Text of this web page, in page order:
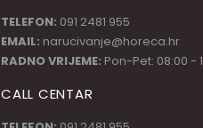
TELEFON: 091 2481 955
EMAIL: narucivanje@horeca.hr
RADNO VRIJEME: Pon-Pet: 08:00 -
CALL CENTAR